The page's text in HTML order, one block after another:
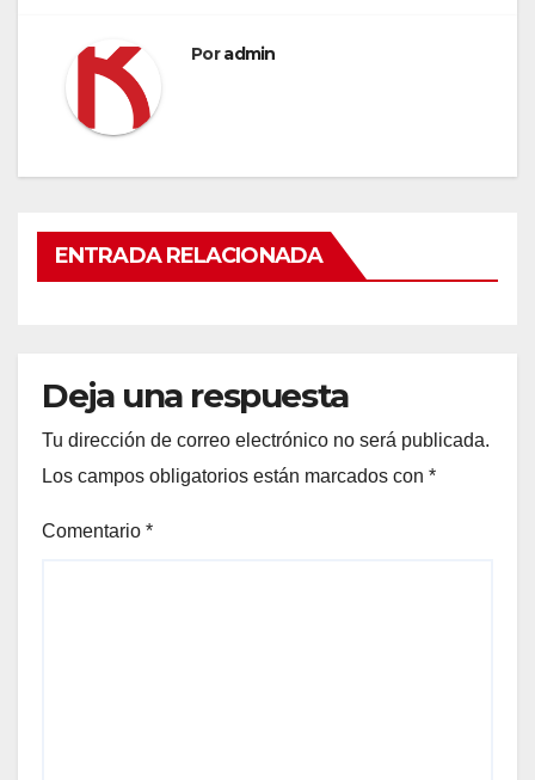
Poradmin
ENTRADA RELACIONADA
Deja una respuesta
Tu dirección de correo electrónico no será publicada.
Los campos obligatorios están marcados con *
Comentario *